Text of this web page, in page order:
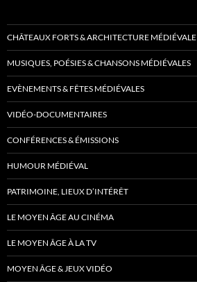
CHÂTEAUX FORTS & ARCHITECTURE MÉDIÉVALE
MUSIQUES, POÉSIES & CHANSONS MÉDIÉVALES
EVÈNEMENTS & FÊTES MÉDIÉVALES
VIDÉO-DOCUMENTAIRES
CONFÉRENCES & ÉMISSIONS
HUMOUR MÉDIÉVAL
PATRIMOINE, LIEUX D’INTÉRÊT
LE MOYEN ÂGE AU CINÉMA
LE MOYEN ÂGE À LA TV
MOYEN ÂGE & JEUX VIDÉO